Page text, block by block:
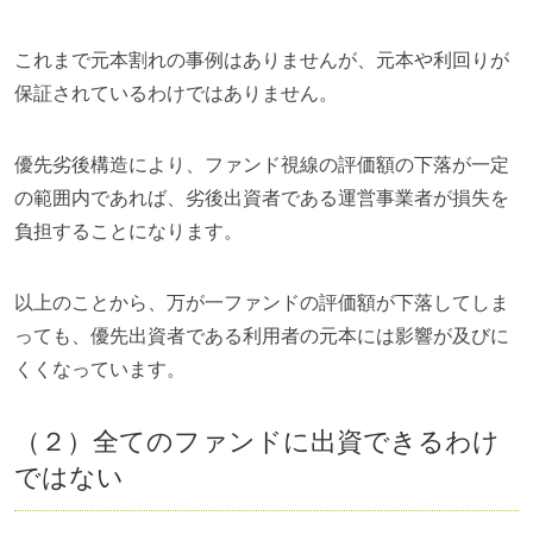
これまで元本割れの事例はありませんが、元本や利回りが
保証されているわけではありません。
優先劣後構造により、ファンド視線の評価額の下落が一定
の範囲内であれば、劣後出資者である運営事業者が損失を
負担することになります。
以上のことから、万が一ファンドの評価額が下落してしま
っても、優先出資者である利用者の元本には影響が及びに
くくなっています。
（２）全てのファンドに出資できるわけ
ではない